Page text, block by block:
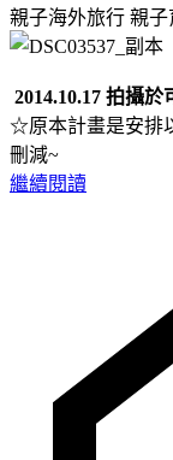
親子海外旅行 親子
2014.10.17 拍攝
☆原本計畫是安排
刪減~
繼續閱讀